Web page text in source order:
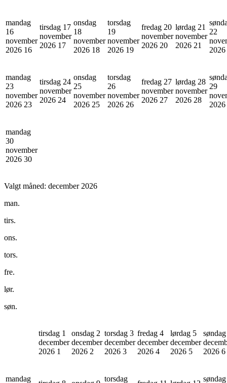
mandag
16
november
2026 16
tirsdag 17
november
2026 17
onsdag
18
november
2026 18
torsdag
19
november
2026 19
fredag 20
november
2026 20
lørdag 21
november
2026 21
22
2026
mandag
23
november
2026 23
tirsdag 24
november
2026 24
onsdag
25
november
2026 25
torsdag
26
november
2026 26
fredag 27
november
2026 27
lørdag 28
november
2026 28
29
2026
mandag
30
november
2026 30
Valgt måned: december 2026
man.
tirs.
ons.
tors.
fre.
lør.
søn.
tirsdag 1
december
2026 1
onsdag 2
december
2026 2
torsdag 3
december
2026 3
fredag 4
december
2026 4
lørdag 5
december
2026 5
2026 6
mandag torsdag søndag